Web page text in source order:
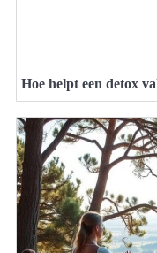
Hoe helpt een detox